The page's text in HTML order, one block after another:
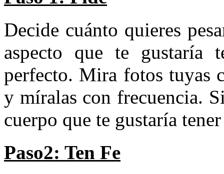
Decide cuánto quieres
aspecto que te gustaría
perfecto. Mira fotos tuyas
y míralas con frecuencia.
cuerpo que te gustaría
Paso2: Ten Fe